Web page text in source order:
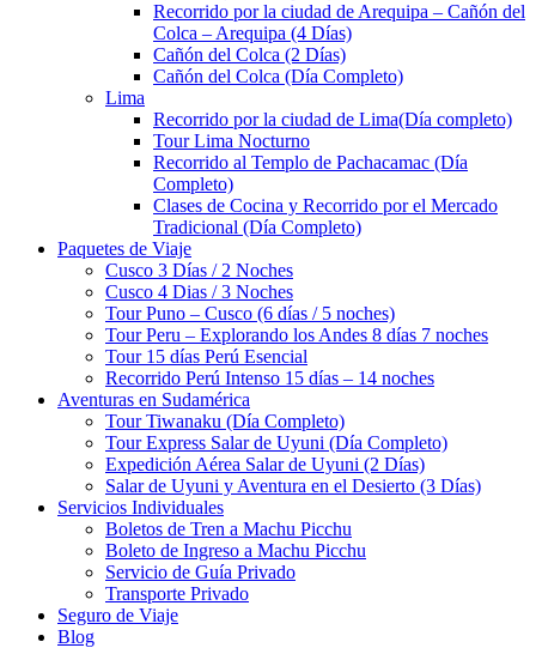
Recorrido por la ciudad de Arequipa – Cañón del
Colca – Arequipa (4 Días)
Cañón del Colca (2 Días)
Cañón del Colca (Día Completo)
Lima
Recorrido por la ciudad de Lima(Día completo)
Tour Lima Nocturno
Recorrido al Templo de Pachacamac (Día
Completo)
Clases de Cocina y Recorrido por el Mercado
Tradicional (Día Completo)
Paquetes de Viaje
Cusco 3 Días / 2 Noches
Cusco 4 Dias / 3 Noches
Tour Puno – Cusco (6 días / 5 noches)
Tour Peru – Explorando los Andes 8 días 7 noches
Tour 15 días Perú Esencial
Recorrido Perú Intenso 15 días – 14 noches
Aventuras en Sudamérica
Tour Tiwanaku (Día Completo)
Tour Express Salar de Uyuni (Día Completo)
Expedición Aérea Salar de Uyuni (2 Días)
Salar de Uyuni y Aventura en el Desierto (3 Días)
Servicios Individuales
Boletos de Tren a Machu Picchu
Boleto de Ingreso a Machu Picchu
Servicio de Guía Privado
Transporte Privado
Seguro de Viaje
Blog